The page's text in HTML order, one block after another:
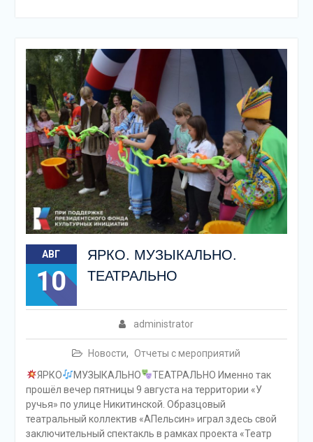
АВГ
10
ЯРКО. МУЗЫКАЛЬНО.
ТЕАТРАЛЬНО
administrator
Новости, Отчеты с мероприятий
ЯРКО
МУЗЫКАЛЬНО
ТЕАТРАЛЬНО Именно так
прошёл вечер пятницы 9 августа на территории «У
ручья» по улице Никитинской. Образцовый
театральный коллектив «АПельсин» играл здесь свой
заключительный спектакль в рамках проекта «Театр